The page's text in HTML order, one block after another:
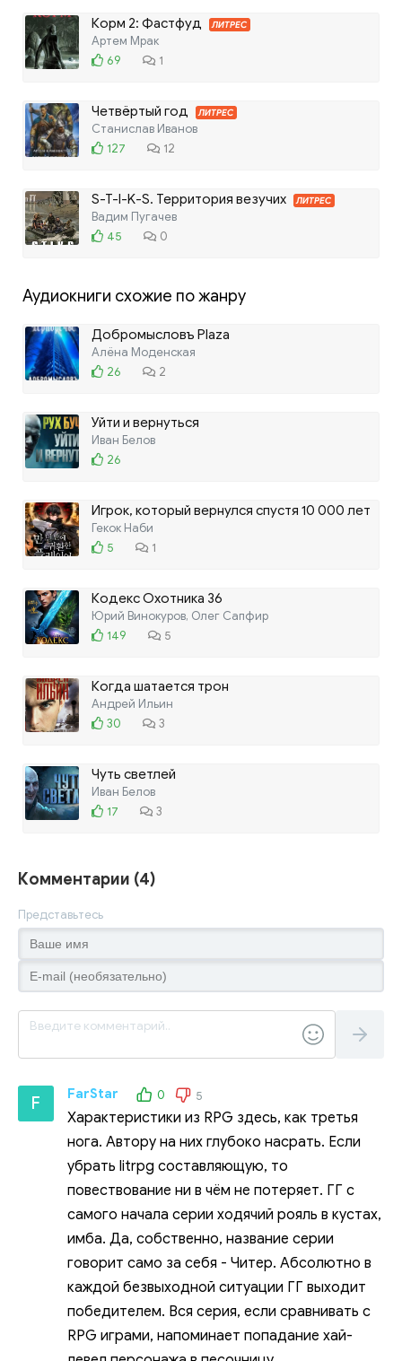
Корм 2: Фастфуд ЛИТРЕС
Артем Мрак
69
1
Четвёртый год ЛИТРЕС
Станислав Иванов
127
12
S-T-I-K-S. Территория везучих ЛИТРЕС
Вадим Пугачев
45
0
Аудиокниги схожие по жанру
Добромысловъ Plaza
Алёна Моденская
26
2
Уйти и вернуться
Иван Белов
26
Игрок, который вернулся спустя 10 000 лет
Гекок Наби
5
1
Кодекс Охотника 36
Юрий Винокуров, Олег Сапфир
149
5
Когда шатается трон
Андрей Ильин
30
3
Чуть светлей
Иван Белов
17
3
Комментарии (4)
Представьтесь
F FarStar 0 5
Характеристики из RPG здесь, как третья
нога. Автору на них глубоко насрать. Если
убрать litrpg составляющую, то
повествование ни в чём не потеряет. ГГ с
самого начала серии ходячий рояль в кустах,
имба. Да, собственно, название серии
говорит само за себя - Читер. Абсолютно в
каждой безвыходной ситуации ГГ выходит
победителем. Вся серия, если сравнивать с
RPG играми, напоминает попадание хай-